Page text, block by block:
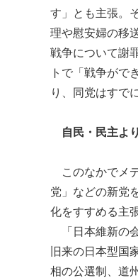
す」とも主張。
理や慰安婦の移
戦争について謝
トで「戦争がで
り、同党はすで
自民・民主よ
このなかでメ
党」などの新党
化をすすめる主
「日本維新の
旧来の日本型国
相の公選制、道